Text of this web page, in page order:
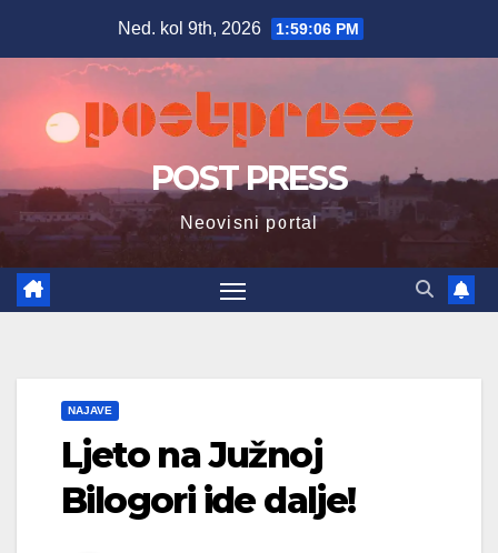
Ned. kol 9th, 2026 1:59:07 PM
POST PRESS
Neovisni portal
NAJAVE
Ljeto na Južnoj
Bilogori ide dalje!